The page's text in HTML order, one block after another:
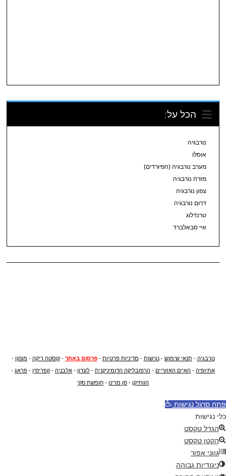
הכל על:
נורבגיה
אוסלו
מערב נורבגיה (הפיורדים)
מזרח נורבגיה
צפון נורבגיה
דרום נורבגיה
טרנדלוג
איי סבאלברד
נורבגיה - תנאי שימוש -נגישות - מדיניות פרטיות -פרסום באתר -קוסטה ריקה - מונקו -
אתיופיה - האיים האזוריים - הרפובליקה הדומיניקנית - לונדון - אלבניה - קפריסין - פראג -
הוותיקן - סן מרינו - חופשת סקי
פתח סרגל נגישות
כלי נגישות
הגדל טקסט
הקטן טקסט
גווני אפור
ניגודיות גבוהה